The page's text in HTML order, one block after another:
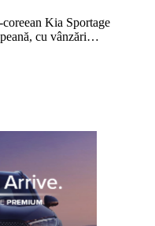
Kia Sportage
cu vânzări…